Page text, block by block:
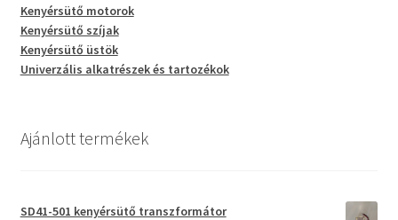
Kenyérsütő motorok
Kenyérsütő szíjak
Kenyérsütő üstök
Univerzális alkatrészek és tartozékok
Ajánlott termékek
SD41-501 kenyérsütő transzformátor